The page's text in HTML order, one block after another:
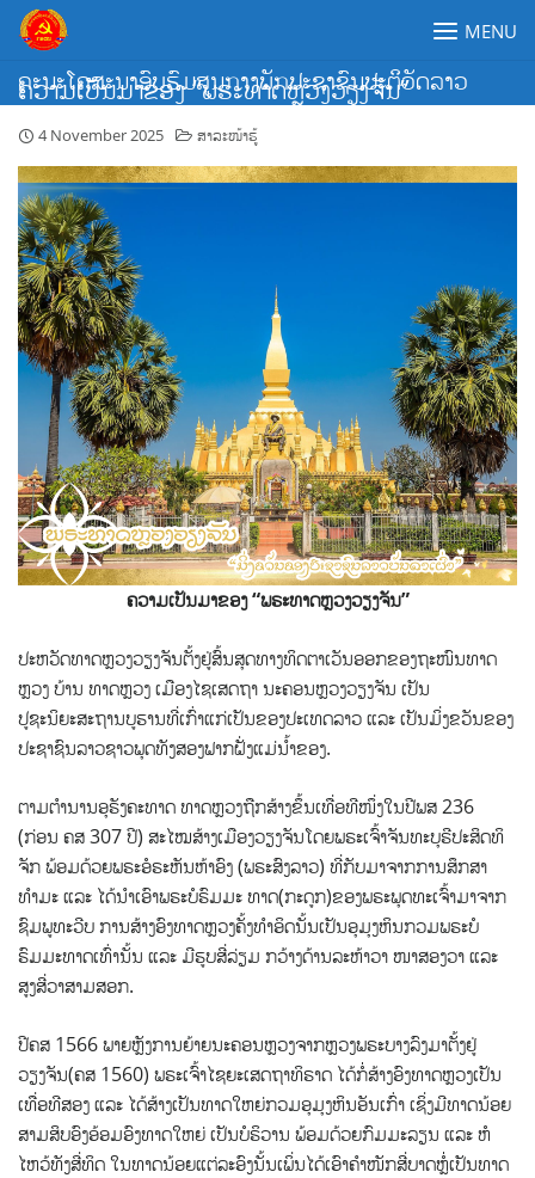
Skip
content
ຄະນະໂຄສະນາອົບຮົມສູນກາງພັກປະຊາຊົນປະຕິວັດລາວ
MENU
ຄວາມເປັນມາຂອງ “ພຣະທາດຫຼວງວຽງຈັນ”
4 November 2025 ສາລະໜ້າຮູ້
ຄວາມເປັນມາຂອງ “ພຣະທາດຫຼວງວຽງຈັນ”
ປະຫວັດທາດຫຼວງວຽງຈັນຕັ້ງຢູ່ສົ້ນສຸດທາງທິດຕາເວັນອອກຂອງຖະໜົນທາດ
ຫຼວງ ບ້ານ ທາດຫຼວງເມືອງໄຊເສດຖາ ນະຄອນຫຼວງວຽງຈັນ ເປັນ
ປູຊະນິຍະສະຖານບູຮານທີ່ເກົ່າແກ່ເປັນຂອງປະເທດລາວ ແລະ ເປັນມິ່ງຂວັນຂອງ
ປະຊາຊົນລາວຊາວພຸດທັງສອງຟາກຝັ່ງແມ່ນ້ຳຂອງ.
ຕາມຕຳນານອຸຣັງຄະທາດ ທາດຫຼວງຖືກສ້າງຂຶ້ນເທື່ອທີໜຶ່ງໃນປີພສ 236
(ກ່ອນ ຄສ 307 ປີ) ສະໄໝສ້າງເມືອງວຽງຈັນໂດຍພຣະເຈົ້າຈັນທະບຸຣີປະສິດທິ
ຈັກ ພ້ອມດ້ວຍພຣະອໍຣະຫັນຫ້າອົງ (ພຣະສົງລາວ) ທີ່ກັບມາຈາກການສຶກສາ
ທຳມະ ແລະ ໄດ້ນຳເອົາພຣະບໍຣົມມະ ທາດ(ກະດູກ)ຂອງພຣະພຸດທະເຈົ້າມາຈາກ
ຊົມພູທະວີບ ການສ້າງອົງທາດຫຼວງຄັ້ງທຳອິດນັ້ນເປັນອຸມຸງຫິນກວມພຣະບໍ
ຣົມມະທາດເທົ່ານັ້ນ ແລະ ມີຮູບສີ່ລ່ຽມ ກວ້າງດ້ານລະຫ້າວາ ໜາສອງວາ ແລະ
ສູງສີ່ວາສາມສອກ.
ປີຄສ 1566 ພາຍຫຼັງການຍ້າຍນະຄອນຫຼວງຈາກຫຼວງພຣະບາງລົງມາຕັ້ງຢູ່
ວຽງຈັນ(ຄສ 1560) ພຣະເຈົ້າໄຊຍະເສດຖາທິຣາດ ໄດ້ກໍ່ສ້າງອົງທາດຫຼວງເປັນ
ເທື່ອທີສອງ ແລະ ໄດ້ສ້າງເປັນທາດໃຫຍ່ກວມອຸມຸງຫິນອັນເກົ່າ ເຊິ່ງມີທາດນ້ອຍ
ສາມສິບອົງອ້ອມອົງທາດໃຫຍ່ ເປັນບໍຣິວານ ພ້ອມດ້ວຍກົມມະລຽນ ແລະ ຫໍ
ໄຫວ້ທັງສີ່ທິດ ໃນທາດນ້ອຍແຕ່ລະອົງນັ້ນເພິ່ນໄດ້ເອົາຄຳໜັກສີ່ບາດຫຼໍ່ເປັນທາດ